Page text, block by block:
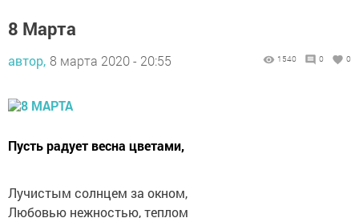
8 Марта
автор, 8 марта 2020 - 20:55 1540 0 0
Пусть радует весна цветами,
Лучистым солнцем за окном,
Любовью нежностью, теплом